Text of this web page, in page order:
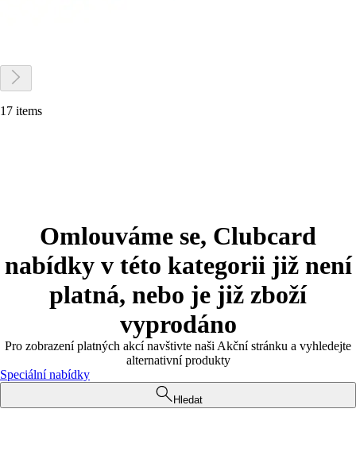
17 items
Omlouváme se, Clubcard
nabídky v této kategorii již není
platná, nebo je již zboží
vyprodáno
Pro zobrazení platných akcí navštivte naši Akční stránku a vyhledejte
alternativní produkty
Speciální nabídky
Hledat